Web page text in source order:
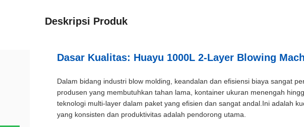
Deskripsi Produk
Dasar Kualitas: Huayu 1000L 2-Layer Blowing
Dalam bidang industri blow molding, keandalan dan efisiensi biaya sangat
produsen yang membutuhkan tahan lama, kontainer ukuran menengah
teknologi multi-layer dalam paket yang efisien dan sangat andal.Ini adalah
yang konsisten dan produktivitas adalah pendorong utama.